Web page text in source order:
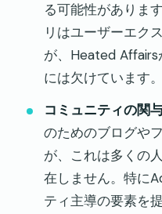
る可能性がありま
リはユーザーエク
が、Heated Affairs
には欠けています。
コミュニティの関
のためのブログや
が、これは多くの
在しません。特に
ティ主導の要素を